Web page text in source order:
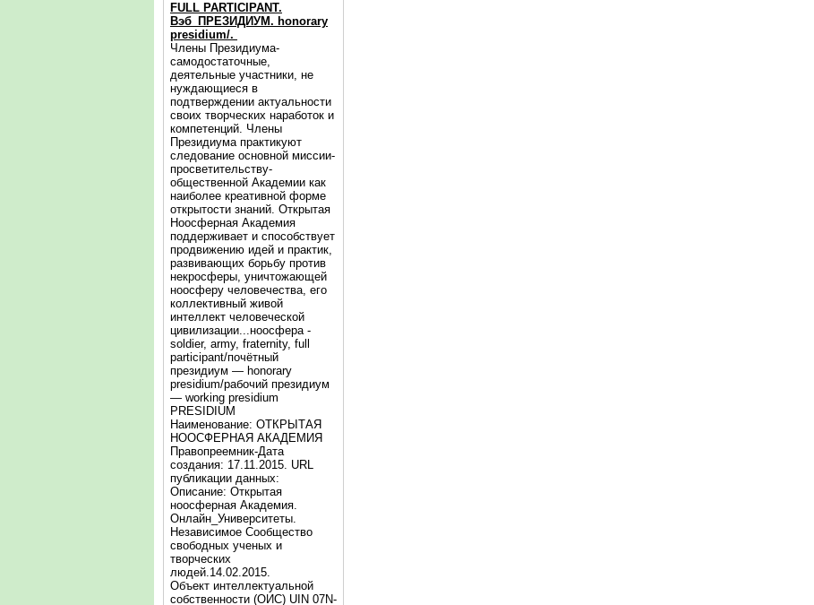
FULL PARTICIPANT.
Вэб_ПРЕЗИДИУМ. honorary
presidium/.
Члены Президиума-
самодостаточные,
деятельные участники, не
нуждающиеся в
подтверждении актуальности
своих творческих наработок и
компетенций. Члены
Президиума практикуют
следование основной миссии-
просветительству-
общественной Академии как
наиболее креативной форме
открытости знаний. Открытая
Ноосферная Академия
поддерживает и способствует
продвижению идей и практик,
развивающих борьбу против
некросферы, уничтожающей
ноосферу человечества, его
коллективный живой
интеллект человеческой
цивилизации...ноосфера -
soldier, army, fraternity, full
participant/почётный
президиум — honorary
presidium/рабочий президиум
— working presidium
PRESIDIUM
Наименование: ОТКРЫТАЯ
НООСФЕРНАЯ АКАДЕМИЯ
Правопреемник-Дата
создания: 17.11.2015. URL
публикации данных:
Описание: Открытая
ноосферная Академия.
Онлайн_Университеты.
Независимое Сообщество
свободных ученых и
творческих
людей.14.02.2015.
Объект интеллектуальной
собственности (ОИС) UIN 07N-